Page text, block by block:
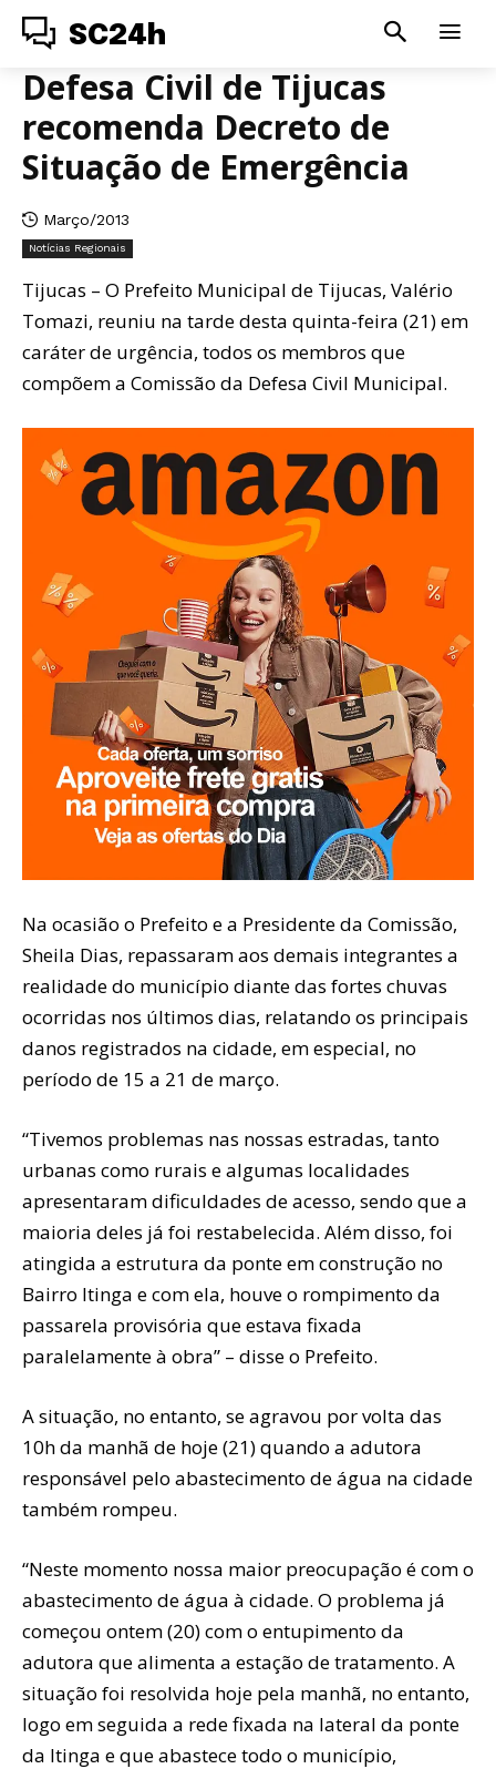
SC24h
Defesa Civil de Tijucas
recomenda Decreto de
Situação de Emergência
Março/2013
Notícias Regionais
Tijucas – O Prefeito Municipal de Tijucas, Valério
Tomazi, reuniu na tarde desta quinta-feira (21) em
caráter de urgência, todos os membros que
compõem a Comissão da Defesa Civil Municipal.
Na ocasião o Prefeito e a Presidente da Comissão,
Sheila Dias, repassaram aos demais integrantes a
realidade do município diante das fortes chuvas
ocorridas nos últimos dias, relatando os principais
danos registrados na cidade, em especial, no
período de 15 a 21 de março.
“Tivemos problemas nas nossas estradas, tanto
urbanas como rurais e algumas localidades
apresentaram dificuldades de acesso, sendo que a
maioria deles já foi restabelecida. Além disso, foi
atingida a estrutura da ponte em construção no
Bairro Itinga e com ela, houve o rompimento da
passarela provisória que estava fixada
paralelamente à obra” – disse o Prefeito.
A situação, no entanto, se agravou por volta das
10h da manhã de hoje (21) quando a adutora
responsável pelo abastecimento de água na cidade
também rompeu.
“Neste momento nossa maior preocupação é com o
abastecimento de água à cidade. O problema já
começou ontem (20) com o entupimento da
adutora que alimenta a estação de tratamento. A
situação foi resolvida hoje pela manhã, no entanto,
logo em seguida a rede fixada na lateral da ponte
da Itinga e que abastece todo o município,